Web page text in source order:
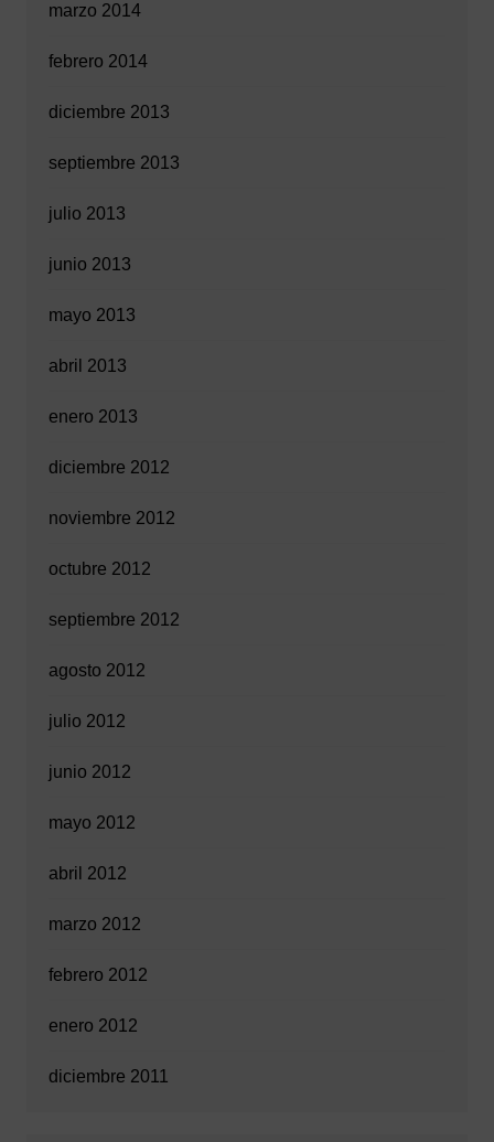
marzo 2014
febrero 2014
diciembre 2013
septiembre 2013
julio 2013
junio 2013
mayo 2013
abril 2013
enero 2013
diciembre 2012
noviembre 2012
octubre 2012
septiembre 2012
agosto 2012
julio 2012
junio 2012
mayo 2012
abril 2012
marzo 2012
febrero 2012
enero 2012
diciembre 2011